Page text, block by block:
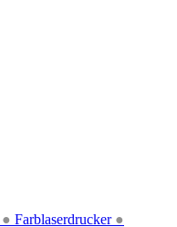
● Farblaserdrucker ●